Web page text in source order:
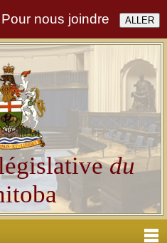
Pour nous joindre
du